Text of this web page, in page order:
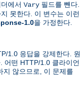
에서 Vary 필드를 뺀다.
못한다. 이 변수는 이런
1.0을 가정한다.
1.0 응답을 강제한다. 원
어떤 HTTP/1.0 클라이언
지 않으므로, 이 문제를